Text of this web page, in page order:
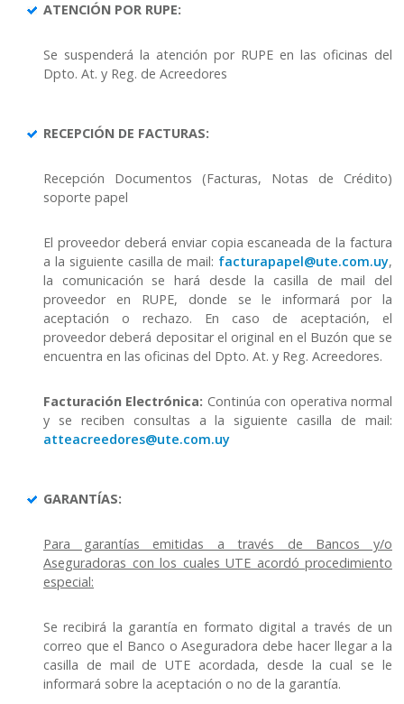
ATENCIÓN POR RUPE:
Se suspenderá la atención por RUPE en las oficinas del
Dpto. At. y Reg. de Acreedores
RECEPCIÓN DE FACTURAS:
Recepción Documentos (Facturas, Notas de Crédito)
soporte papel
El proveedor deberá enviar copia escaneada de la factura
a la siguiente casilla de mail: facturapapel@ute.com.uy,
la comunicación se hará desde la casilla de mail del
proveedor en RUPE, donde se le informará por la
aceptación o rechazo. En caso de aceptación, el
proveedor deberá depositar el original en el Buzón que se
encuentra en las oficinas del Dpto. At. y Reg. Acreedores.
Facturación Electrónica: Continúa con operativa normal
y se reciben consultas a la siguiente casilla de mail:
atteacreedores@ute.com.uy
GARANTÍAS:
Para garantías emitidas a través de Bancos y/o
Aseguradoras con los cuales UTE acordó procedimiento
especial:
Se recibirá la garantía en formato digital a través de un
correo que el Banco o Aseguradora debe hacer llegar a la
casilla de mail de UTE acordada, desde la cual se le
informará sobre la aceptación o no de la garantía.